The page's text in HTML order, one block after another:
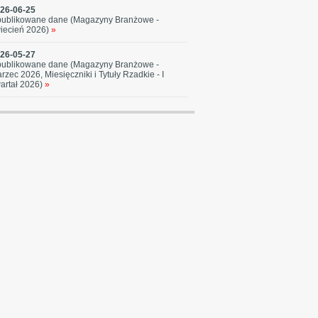
06-25
dane (Magazyny Branżowe -
2026) »
05-27
dane (Magazyny Branżowe -
2026, Miesięczniki i Tytuły Rzadkie - I
2026) »